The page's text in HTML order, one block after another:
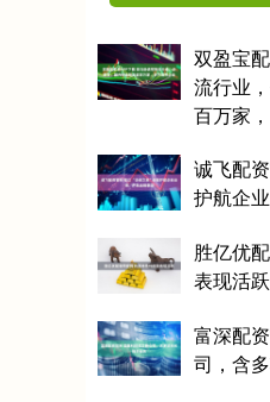
双盈宝
流行业
百万家
诚飞配
护航企
胜亿优
表现活跃
富深配
司，含